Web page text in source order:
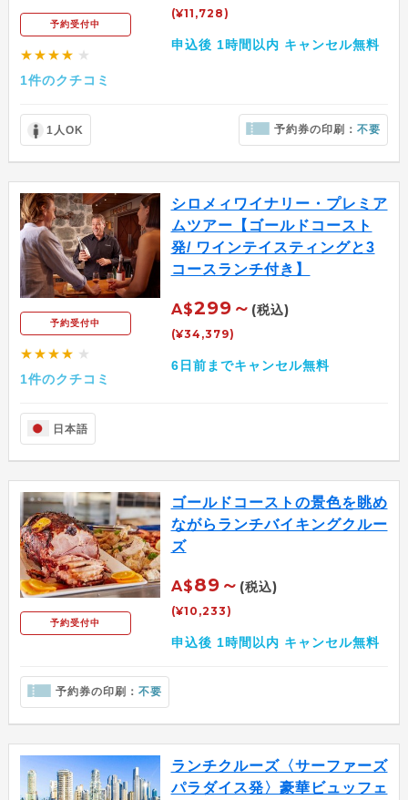
予約受付中
★★★★ ★
1件のクチコミ
(¥11,728)
申込後 1時間以内 キャンセル無料
1人OK 予約券の印刷：不要
予約受付中
★★★★ ★
1件のクチコミ
シロメィワイナリー・プレミア
ムツアー【ゴールドコースト
発/ ワインテイスティングと3
コースランチ付き】
A$299～ (税込)
(¥34,379)
6日前までキャンセル無料
日本語
予約受付中
ゴールドコーストの景色を眺め
ながらランチバイキングクルー
ズ
A$89～ (税込)
(¥10,233)
申込後 1時間以内 キャンセル無料
予約券の印刷： 不要
ランチクルーズ〈サーファーズ
パラダイス発〉豪華ビュッフェ